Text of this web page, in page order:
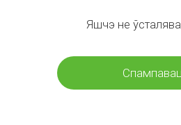
Яшчэ не